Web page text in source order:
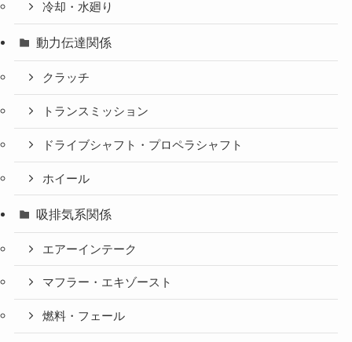
冷却・水廻り
動力伝達関係
クラッチ
トランスミッション
ドライブシャフト・プロペラシャフト
ホイール
吸排気系関係
エアーインテーク
マフラー・エキゾースト
燃料・フェール